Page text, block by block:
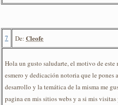
7 De: Cleofe
Hola un gusto saludarte, el motivo de
esmero y dedicación notoria que le pones
desarrollo y la temática de la misma me
pagina en mis sitios webs y a si mis